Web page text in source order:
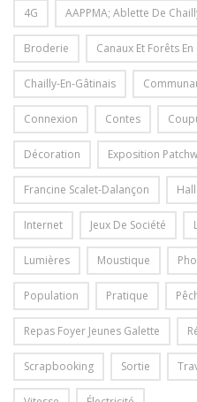
4G AAPPMA; Ablette De
Broderie Canaux Et Forêts
Chailly-En-Gâtinais
Connexion Contes
Décoration Exposition
Francine Scalet-Dalançon
Internet Jeux De Société
Lumières Moustique
Population Pratique
Repas Foyer Jeunes Galette
Scrapbooking Sortie